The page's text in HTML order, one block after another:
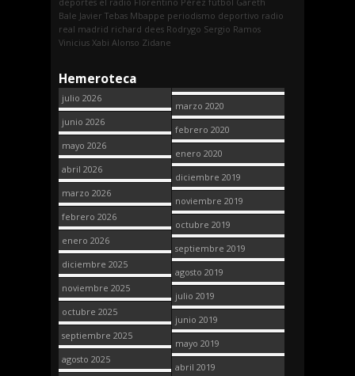
Bale Javier Tebas Mbappe periodismo deportivo radio
real madrid richard dees Rodrygo Sergio Ramos
Vinicius Xabi Alonso Zidane
Hemeroteca
julio 2026
junio 2026
mayo 2026
abril 2026
marzo 2026
febrero 2026
enero 2026
diciembre 2025
noviembre 2025
octubre 2025
septiembre 2025
agosto 2025
marzo 2020
febrero 2020
enero 2020
diciembre 2019
noviembre 2019
octubre 2019
septiembre 2019
agosto 2019
julio 2019
junio 2019
mayo 2019
abril 2019